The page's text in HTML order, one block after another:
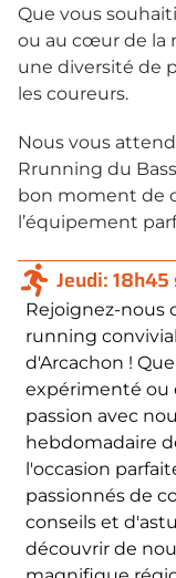
Que vous
ou au cœur de la
une diversité de
les coureurs.
Nous vous
Rrunning du
bon moment de
l’équipement
Jeudi:
Rejoignez-nous
running
d'Arcachon !
expérimenté ou
passion avec
hebdomadaire
l'occasion
passionnés de
conseils et
découvrir de